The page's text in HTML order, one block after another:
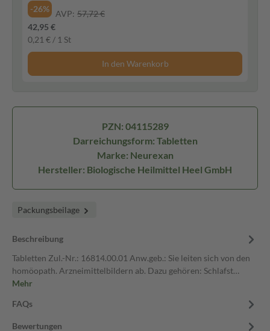
-26%
AVP: 57,72 €
42,95 €
0,21 € / 1 St
In den Warenkorb
PZN: 04115289
Darreichungsform: Tabletten
Marke: Neurexan
Hersteller: Biologische Heilmittel Heel GmbH
Packungsbeilage
Beschreibung
Tabletten Zul.-Nr.: 16814.00.01 Anw.geb.: Sie leiten sich von den
homöopath. Arzneimittelbildern ab. Dazu gehören: Schlafst…
Mehr
FAQs
Bewertungen